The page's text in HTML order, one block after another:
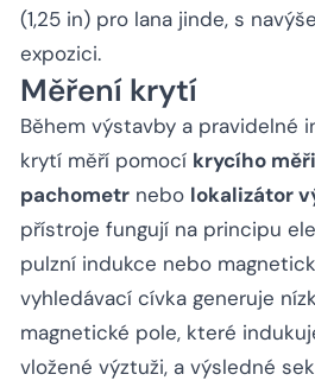
(1,25 in) pro lana jinde, s
expozici.
Měření krytí
Během výstavby a pravidelné
krytí měří pomocí krycího
pachometr nebo lokalizátor
přístroje fungují na principu
pulzní indukce nebo
vyhledávací cívka generuje
magnetické pole, které
vložené výztuži, a výsledné